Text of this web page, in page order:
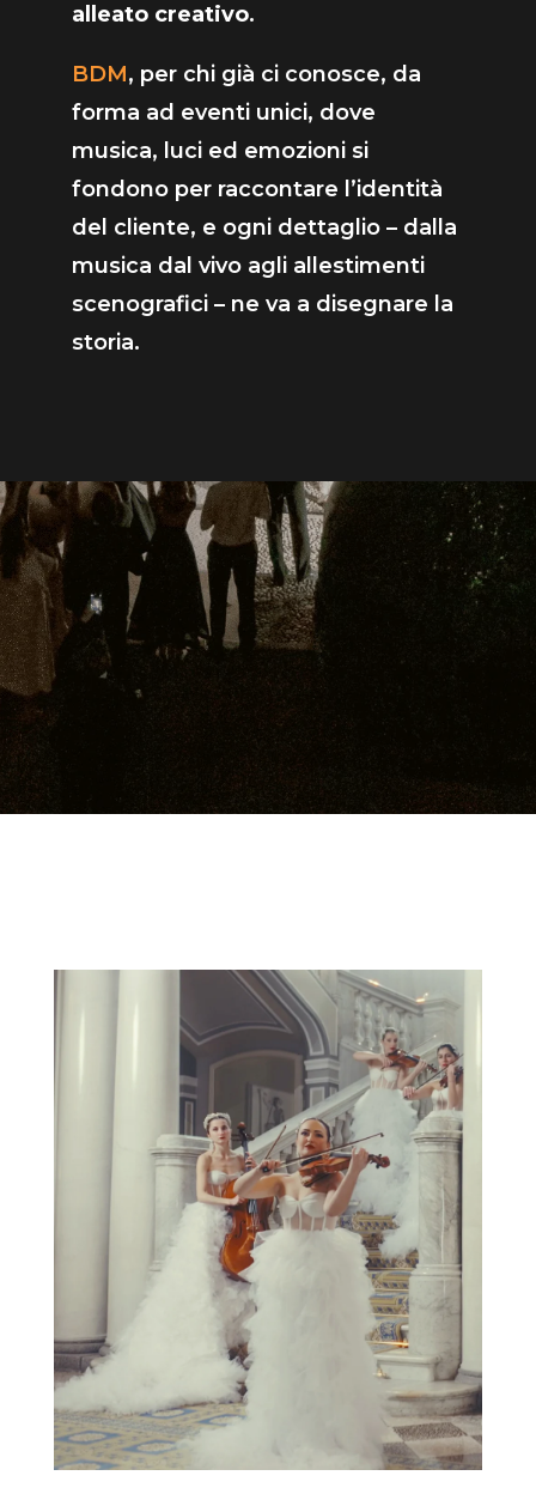
alleato creativo.
BDM, per chi già ci conosce, da
forma ad eventi unici, dove
musica, luci ed emozioni si
fondono per raccontare l’identità
del cliente, e ogni dettaglio – dalla
musica dal vivo agli allestimenti
scenografici – ne va a disegnare la
storia.